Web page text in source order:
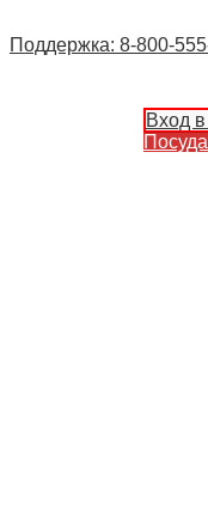
Поддержка: 8-800-
Вход